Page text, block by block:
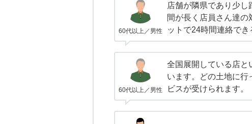
60代以上／男性
店舗が隣県であり少
間が長く店員さん達の
ットで24時間連絡でき
60代以上／男性
全国展開している店と
います。どの土地に行
ビスが受けられます。